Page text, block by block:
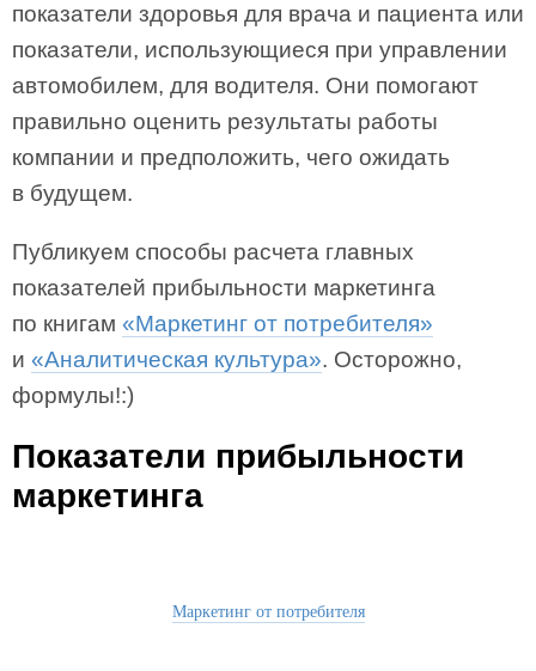
показатели здоровья для врача и пациента или
показатели, использующиеся при управлении
автомобилем, для водителя. Они помогают
правильно оценить результаты работы
компании и предположить, чего ожидать
в будущем.
Публикуем способы расчета главных
показателей прибыльности маркетинга
по книгам «Маркетинг от потребителя»
и «Аналитическая культура». Осторожно,
формулы!:)
Показатели прибыльности
маркетинга
Маркетинг от потребителя